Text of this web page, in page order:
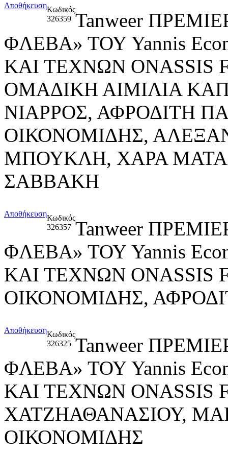
ΑποθήκευσηΚωδικός
326359 Tanweer
ΦΛΕΒΑ» ΤΟΥ Yannis
ΚΑΙ ΤΕΧΝΩΝ ONASSIS
ΟΜΑΔΙΚΗ ΑΙΜΙΛΙΑ
ΝΙΑΡΡΟΣ, ΑΦΡΟΔΙΤΗ
ΟΙΚΟΝΟΜΙΔΗΣ,
ΜΠΟΥΚΛΗ, ΧΑΡΑ ΜΑΤΑ
ΣΑΒΒΑΚΗ
ΑποθήκευσηΚωδικός
326357 Tanweer
ΦΛΕΒΑ» ΤΟΥ Yannis
ΚΑΙ ΤΕΧΝΩΝ ONASSIS
ΟΙΚΟΝΟΜΙΔΗΣ,
ΑποθήκευσηΚωδικός
326325 Tanweer
ΦΛΕΒΑ» ΤΟΥ Yannis
ΚΑΙ ΤΕΧΝΩΝ ONASSIS
ΧΑΤΖΗΑΘΑΝΑΣΙΟΥ,
ΟΙΚΟΝΟΜΙΔΗΣ